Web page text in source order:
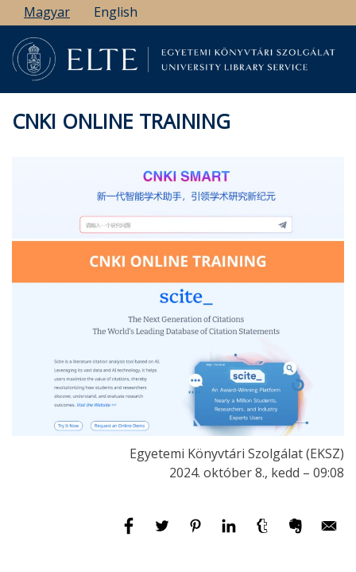
Ugrás
a
tartalomra
Magyar English
CNKI ONLINE TRAINING
Egyetemi Könyvtári Szolgálat (EKSZ)
2024. október 8., kedd – 09:08